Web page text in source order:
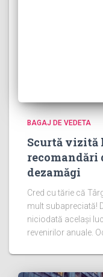
BAGAJ DE VEDETA
Scurtă vizită
recomandări
dezamăgi
Cred cu tărie că
mult subapreciată!
niciodată același
revenirilor anuale.